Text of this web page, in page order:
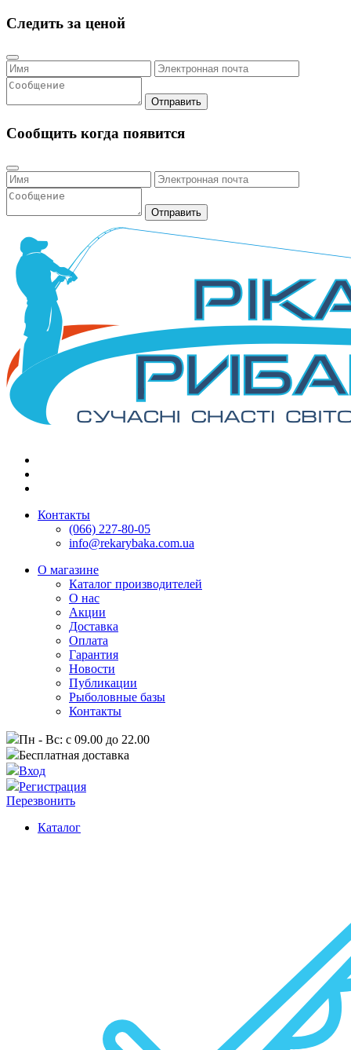
Следить за ценой
Отправить
Сообщить когда появится
Отправить
Контакты
(066) 227-80-05
info@rekarybaka.com.ua
О магазине
Каталог производителей
О нас
Акции
Доставка
Оплата
Гарантия
Новости
Публикации
Рыболовные базы
Контакты
Пн - Вс: с 09.00 до 22.00
Бесплатная доставка
Вход
Регистрация
Перезвонить
Каталог